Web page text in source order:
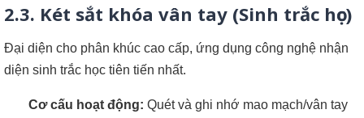
2.3. Két sắt khóa vân tay (Sinh trắc học)
Đại diện cho phân khúc cao cấp, ứng dụng công nghệ nhận
diện sinh trắc học tiên tiến nhất.
Cơ cấu hoạt động: Quét và ghi nhớ mao mạch/vân tay